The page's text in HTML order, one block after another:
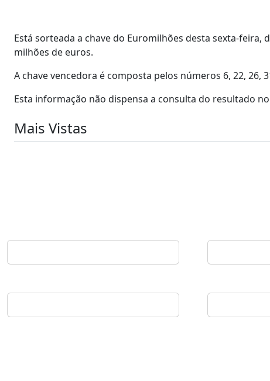
Está sorteada a chave do Euromilhões desta sexta-feira,
milhões de euros.
A chave vencedora é composta pelos números 6, 22, 26,
Esta informação não dispensa a consulta do resultado
Mais Vistas